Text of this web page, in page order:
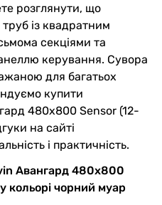
кріплення,
розглянути, що
із квадратним
секціями та
керування. Сувора
для багатьох
купити
480х800 Sensor (12-
на сайті
і практичність.
Авангард 480х800
чорний муар